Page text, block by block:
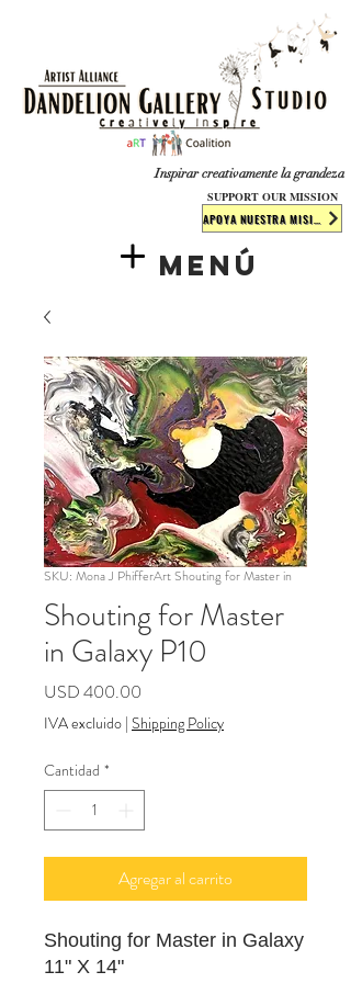
​​​Inspirar creativamente la grandeza
Menú
SUPPORT OUR MISSION
SKU: Mona J PhifferArt Shouting for Master in
Shouting for Master
in Galaxy P10
USD 400.00
IVA excluido | Shipping Policy
Cantidad *
Agregar al carrito
Shouting for Master in Galaxy
11" X 14"